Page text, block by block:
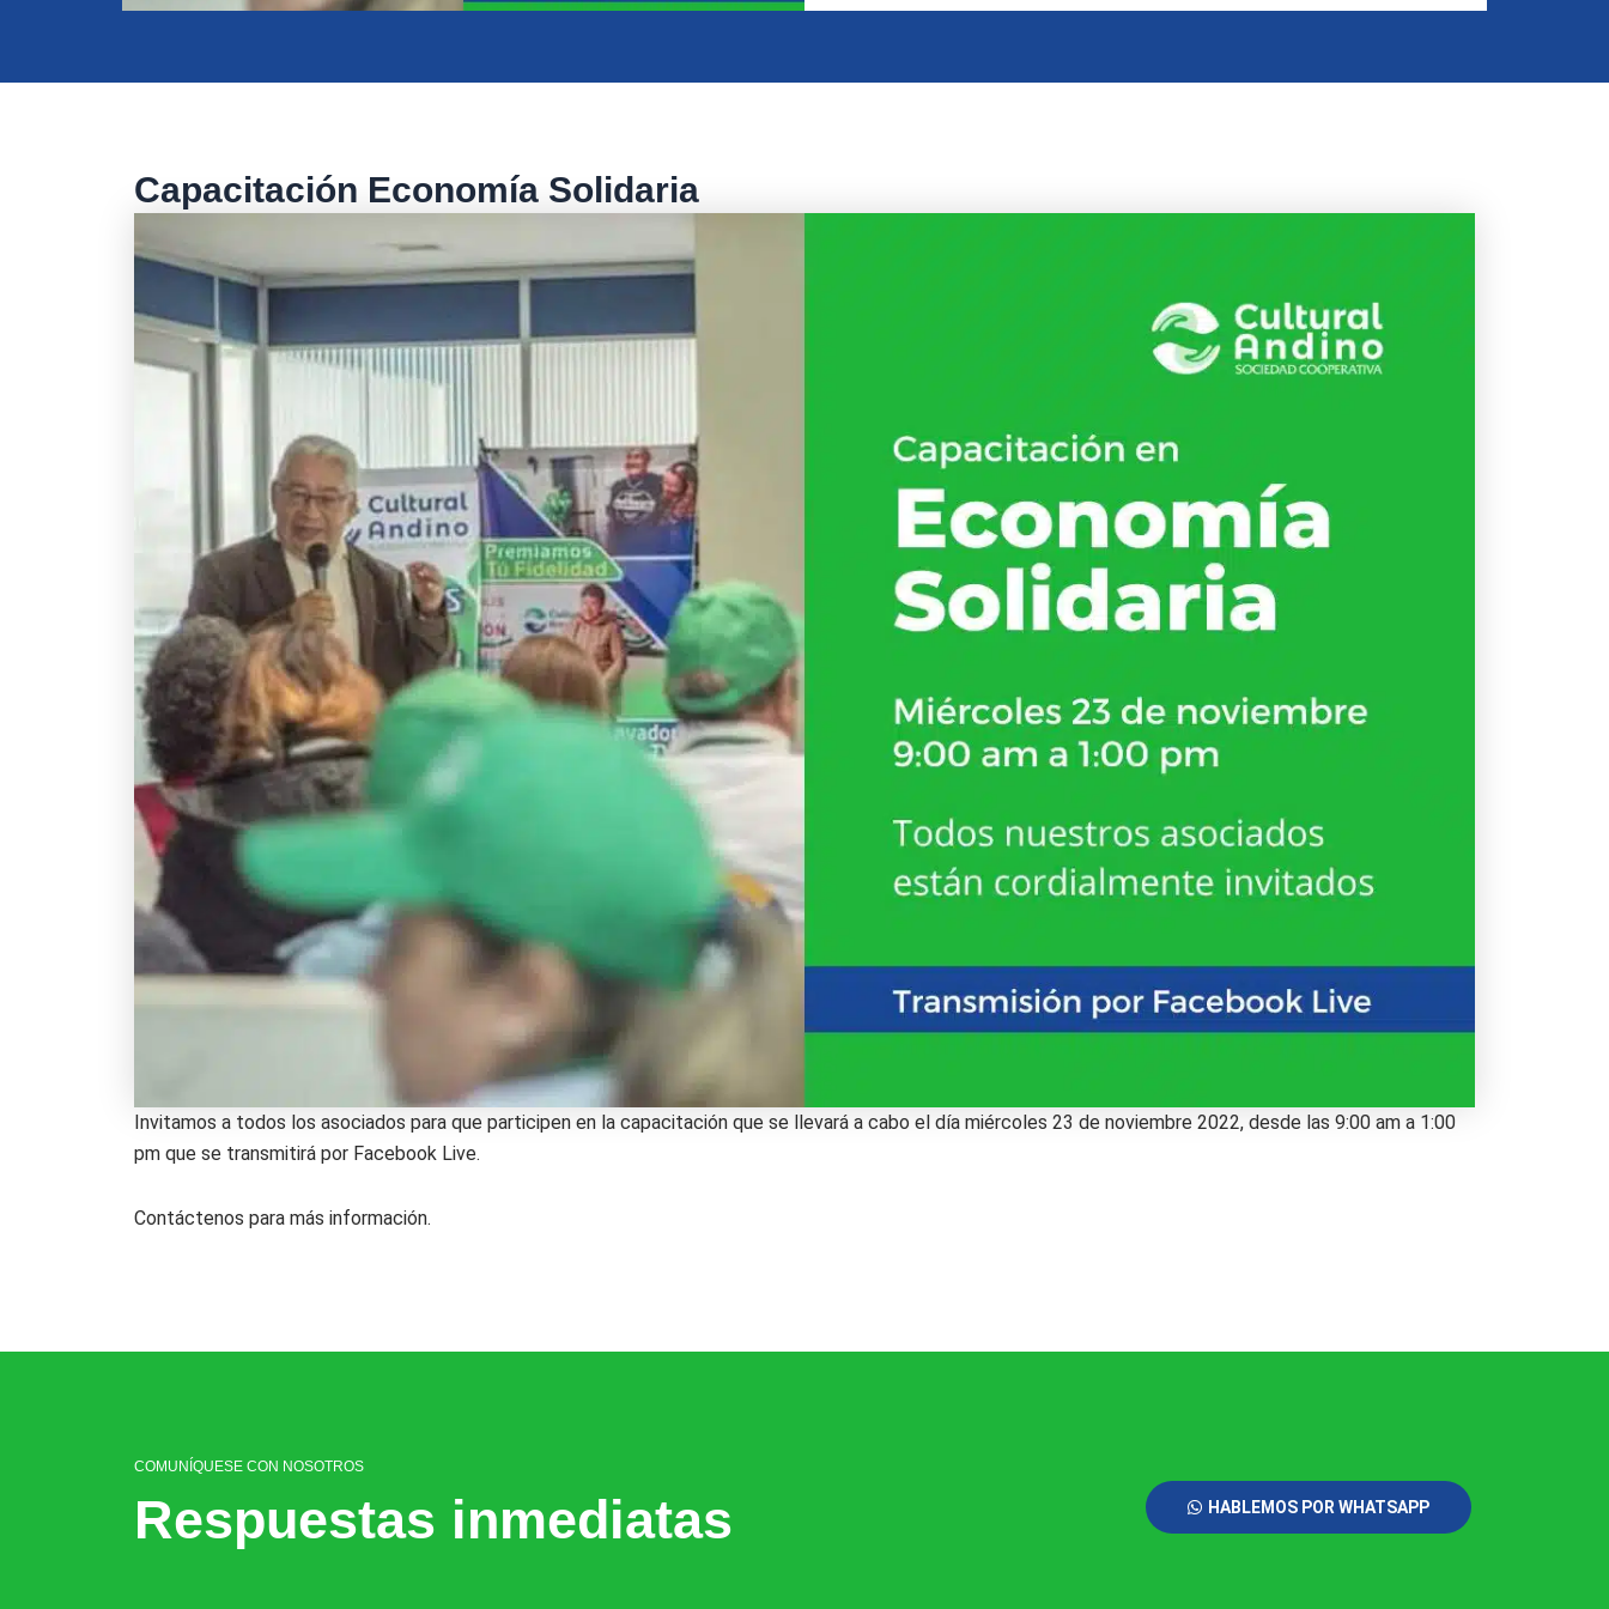
Capacitación Economía Solidaria
Invitamos a todos los asociados para que participen en la capacitación que se llevará a cabo el día miércoles 23 de noviembre 2022, desde las 9:00 am a 1:00
pm que se transmitirá por Facebook Live.
Contáctenos para más información.
COMUNÍQUESE CON NOSOTROS
Respuestas inmediatas HABLEMOS POR WHATSAPP